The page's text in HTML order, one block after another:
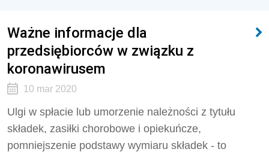
Ważne informacje dla
przedsiębiorców w związku z
koronawirusem
10 mar 2020
Ulgi w spłacie lub umorzenie należności z tytułu
składek, zasiłki chorobowe i opiekuńcze,
pomniejszenie podstawy wymiaru składek - to